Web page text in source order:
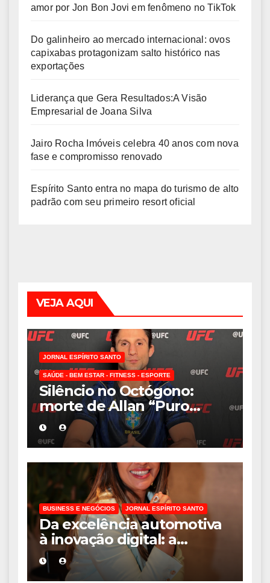
amor por Jon Bon Jovi em fenômeno no TikTok
Do galinheiro ao mercado internacional: ovos
capixabas protagonizam salto histórico nas
exportações
Liderança que Gera Resultados:A Visão
Empresarial de Joana Silva
Jairo Rocha Imóveis celebra 40 anos com nova
fase e compromisso renovado
Espírito Santo entra no mapa do turismo de alto
padrão com seu primeiro resort oficial
VEJA AQUI
JORNAL ESPÍRITO SANTO
SAÚDE - BEM ESTAR - FITNESS - ESPORTE
Silêncio no Octógono:
morte de Allan “Puro
Osso” interrompe
trajetória de destaque no
MMA aos 34 anos
BUSINESS E NEGÓCIOS JORNAL ESPÍRITO SANTO
Da excelência automotiva
à inovação digital: a
trajetória internacional da
empresária Adriene Silva